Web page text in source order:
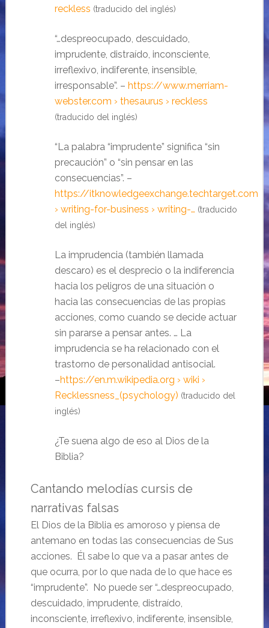
reckless (traducido del inglés)
“…despreocupado, descuidado,
imprudente, distraído, inconsciente,
irreflexivo, indiferente, insensible,
irresponsable”. – https://www.merriam-
webster.com › thesaurus › reckless
(traducido del inglés)
“La palabra “imprudente” significa “sin
precaución” o “sin pensar en las
consecuencias”. –
https://itknowledgeexchange.techtarget.com
› writing-for-business › writing-… (traducido
del inglés)
La imprudencia (también llamada
descaro) es el desprecio o la indiferencia
hacia los peligros de una situación o
hacia las consecuencias de las propias
acciones, como cuando se decide actuar
sin pararse a pensar antes. … La
imprudencia se ha relacionado con el
trastorno de personalidad antisocial.
–https://en.m.wikipedia.org › wiki ›
Recklessness_(psychology) (traducido del
inglés)
¿Te suena algo de eso al Dios de la
Biblia?
Cantando melodías cursis de
narrativas falsas
El Dios de la Biblia es amoroso y piensa de
antemano en todas las consecuencias de Sus
acciones. Él sabe lo que va a pasar antes de
que ocurra, por lo que nada de lo que hace es
“imprudente”. No puede ser “…despreocupado,
descuidado, imprudente, distraído,
inconsciente, irreflexivo, indiferente, insensible,